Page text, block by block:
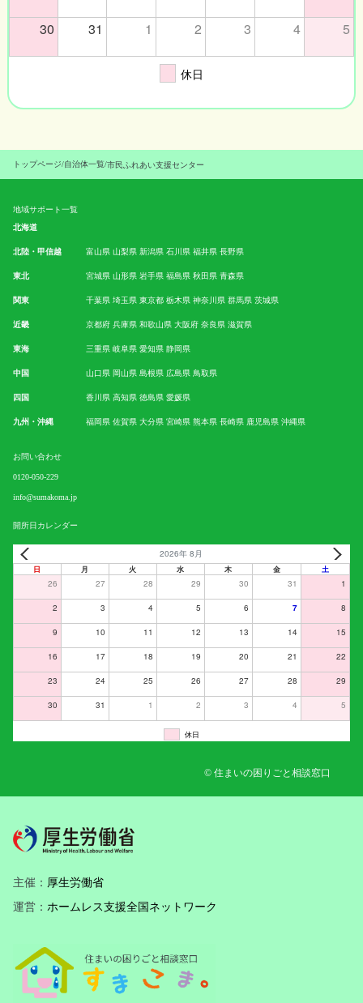
30 31 1 2 3 4 5
休日
トップページ/自治体一覧/市民ふれあい支援センター
地域サポート一覧
北海道
北陸・甲信越 富山県 山梨県 新潟県 石川県 福井県 長野県
東北 宮城県 山形県 岩手県 福島県 秋田県 青森県
関東 千葉県 埼玉県 東京都 栃木県 神奈川県 群馬県 茨城県
近畿 京都府 兵庫県 和歌山県 大阪府 奈良県 滋賀県
東海 三重県 岐阜県 愛知県 静岡県
中国 山口県 岡山県 島根県 広島県 鳥取県
四国 香川県 高知県 徳島県 愛媛県
九州・沖縄 福岡県 佐賀県 大分県 宮崎県 熊本県 長崎県 鹿児島県 沖縄県
お問い合わせ
0120-050-229
info@sumakoma.jp
開所日カレンダー
2026年 8月
日 月 火 水 木 金 土
26 27 28 29 30 31 1
2 3 4 5 6 7 8
9 10 11 12 13 14 15
16 17 18 19 20 21 22
23 24 25 26 27 28 29
30 31 1 2 3 4 5
休日
© 住まいの困りごと相談窓口
主催： 厚生労働省
運営： ホームレス支援全国ネットワーク